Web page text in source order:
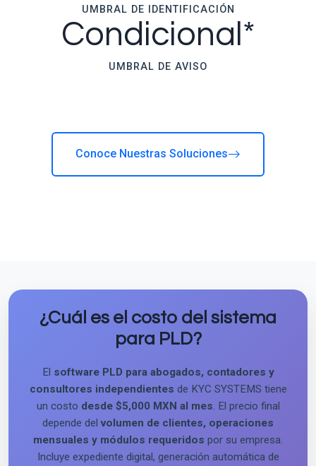
UMBRAL DE IDENTIFICACIÓN
Condicional*
UMBRAL DE AVISO
Conoce Nuestras Soluciones
¿Cuál es el costo del sistema
para PLD?
El software PLD para abogados, contadores y
consultores independientes de KYC SYSTEMS tiene
un costo desde $5,000 MXN al mes . El precio final
depende delvolumen de clientes, operaciones
mensuales y módulos requeridos por su empresa.
Incluye expediente digital, generación automática de